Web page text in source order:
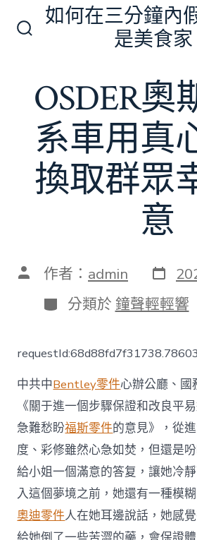
換
開
如何在三分鐘內
是美食家
OSDER奧
系車用真
換取群眾
意
文 作者： admin 發
表
日
期
分
類
分類於 鐘聲輕輕響
中共中Bentley零件心辦公廳、國
《關于進一個步驟保證和改良平
急難愁盼福斯零件的意見》，從
度、彩修雖然心急如焚，但還是
給小姐一個滿意的答复，讓她冷
入這個夢境之前，她還有一種模
奧迪零件人在她耳邊說話，她感